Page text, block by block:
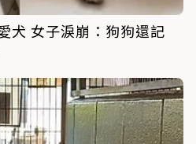
犬 女子淚崩：狗狗還記